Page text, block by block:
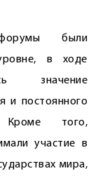
были
в ходе
значение
и постоянного
Кроме того,
участие в
мира,